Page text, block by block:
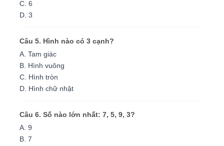
C. 6
D. 3
Câu 5. Hình nào có 3 cạnh?
A. Tam giác
B. Hình vuông
C. Hình tròn
D. Hình chữ nhật
Câu 6. Số nào lớn nhất: 7, 5, 9, 3?
A. 9
B. 7